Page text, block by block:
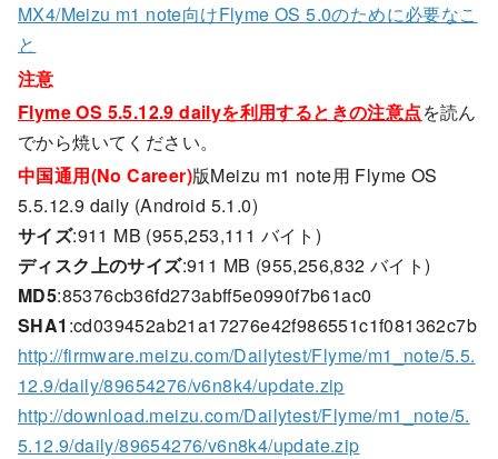
MX4/Meizu m1 note向けFlyme OS 5.0のために必要なこ
と
注意
Flyme OS 5.5.12.9 dailyを利用するときの注意点を読ん
でから焼いてください。
中国通用(No Career)版Meizu m1 note用 Flyme OS
5.5.12.9 daily (Android 5.1.0)
サイズ:911 MB (955,253,111 バイト)
ディスク上のサイズ:911 MB (955,256,832 バイト)
MD5:85376cb36fd273abff5e0990f7b61ac0
SHA1 :cd039452ab21a17276e42f986551c1f081362c7b
http://firmware.meizu.com/Dailytest/Flyme/m1_note/5.5.
12.9/daily/89654276/v6n8k4/update.zip
http://download.meizu.com/Dailytest/Flyme/m1_note/5.
5.12.9/daily/89654276/v6n8k4/update.zip